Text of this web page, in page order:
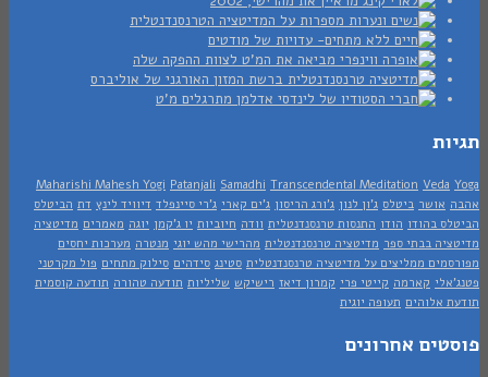
Maharishi Mahesh Yogi Patanjali Samadhi Transcendental Meditation Veda
אושר ביטלס ג'ון לנון ג'ורג הריסון ג'ים קארי ג'רי סיינפלד דיוויד לינץ דת הביטלס
בהודו הודו התנסות טרנסנדנטלית וודה חיוביות יו ג'קמן יוגה מאמרים מדיטציה
בבתי ספר מדיטציה טרנסנדנטלית מהרישי מהש יוגי מנטרה מערכות יחסים
ממליצים על מדיטציה טרנסנדנטלית סטינג סידהים סילוק מתחים פול מקרטני
קארמה קייטי פרי קמרון דיאז רישיקש שליליות תודעה טהורה תודעה קוסמית
אלוהים תעופה יוגית
אחרונים